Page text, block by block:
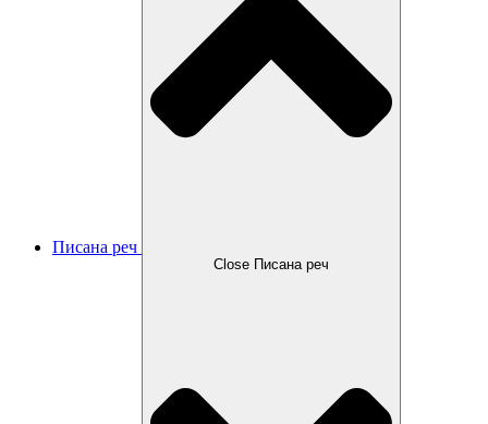
Писана реч
Close Писана реч